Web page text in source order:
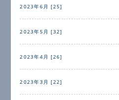
2023年6月 [25]
2023年5月 [32]
2023年4月 [26]
2023年3月 [22]